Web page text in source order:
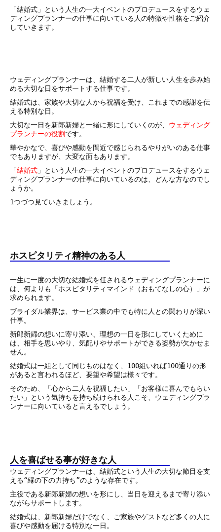
「結婚式」という人生の一大イベントのプロデュースをするウェ
ディングプランナーの仕事に向いている人の特徴や性格をご紹介
していきます。
ウェディングプランナーは、結婚する二人が新しい人生を歩み始
める大切な日をサポートする仕事です。
結婚式は、家族や大切な人から祝福を受け、これまでの感謝を伝
える特別な日。
大切な一日を新郎新婦と一緒に形にしていくのが、 ウェディング
プランナーの役割 です。
華やかなで、喜びや感動を間近で感じられるやりがいのある仕事
でもありますが、大変な面もあります。
「結婚式 」という人生の一大イベントのプロデュースをするウェ
ディングプランナーの仕事に向いているのは、どんな方なのでし
ょうか。
1つづつ見ていきましょう。
ホスピタリティ精神のある人
一生に一度の大切な結婚式を任されるウェディングプランナーに
は、何よりも「ホスピタリティマインド（おもてなしの心）」が
求められます。
ブライダル業界は、サービス業の中でも特に人との関わりが深い
仕事。
新郎新婦の想いに寄り添い、理想の一日を形にしていくために
は、相手を思いやり、気配りやサポートができる姿勢が欠かせま
せん。
結婚式は一組として同じものはなく、100組いれば100通りの形
があると言われるほど、要望や希望は様々です。
そのため、「心から二人を祝福したい」「お客様に喜んでもらい
たい」という気持ちを持ち続けられる人こそ、ウェディングプラ
ンナーに向いていると言えるでしょう。
人を喜ばせる事が好きな人
ウェディングプランナーは、結婚式という人生の大切な節目を支
える“縁の下の力持ち”のような存在です。
主役である新郎新婦の想いを形にし、当日を迎えるまで寄り添い
ながらサポートします。
結婚式は、新郎新婦だけでなく、ご家族やゲストなど多くの人に
喜びや感動を届ける特別な一日。